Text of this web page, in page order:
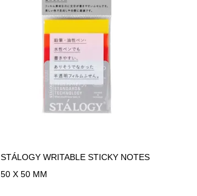
STÁLOGY WRITABLE STICKY NOTES
50 X 50 MM